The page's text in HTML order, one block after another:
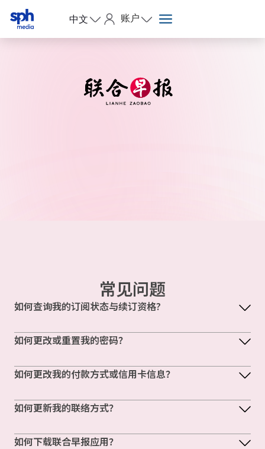
中文 账户
常见问题
如何查询我的订阅状态与续订资格?
如何更改或重置我的密码？
如何更改我的付款方式或信用卡信息？
如何更新我的联络方式？
如何下载联合早报应用？